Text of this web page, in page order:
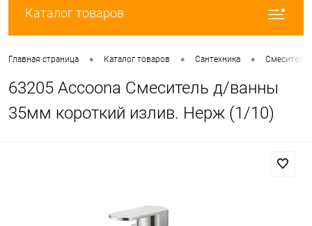
Каталог товаров
Главная страница • Каталог товаров • Сантехника • Смесители
63205 Accoona Смеситель д/ванны
35мм короткий излив. Нерж (1/10)